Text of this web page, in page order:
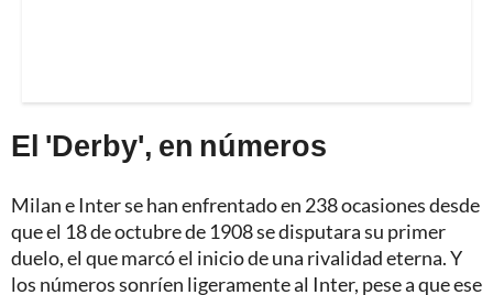
El 'Derby', en números
Milan e Inter se han enfrentado en 238 ocasiones desde
que el 18 de octubre de 1908 se disputara su primer
duelo, el que marcó el inicio de una rivalidad eterna. Y
los números sonríen ligeramente al Inter, pese a que ese